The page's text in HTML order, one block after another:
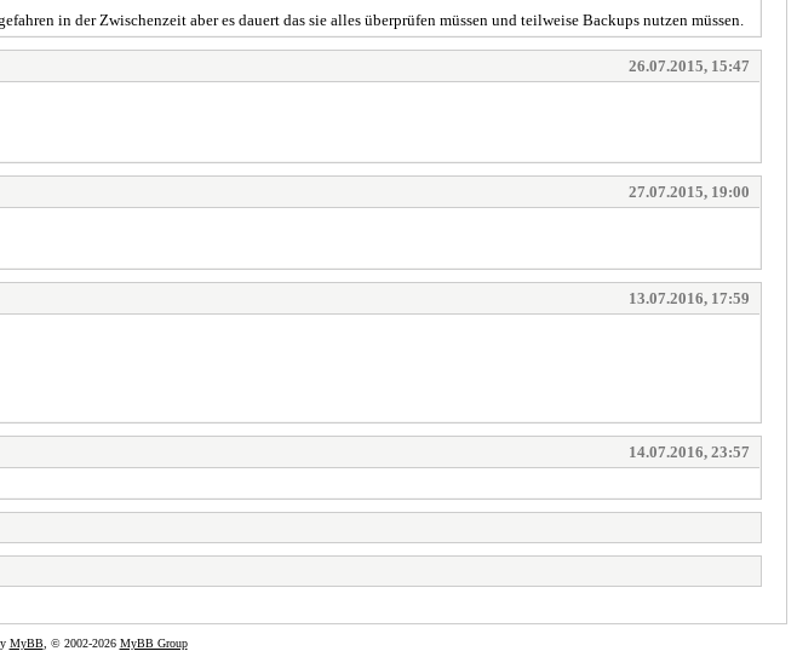
in der Zwischenzeit aber es dauert das sie alles überprüfen müssen und teilweise Backups nutzen müssen.
26.07.2015, 15:47
27.07.2015, 19:00
13.07.2016, 17:59
14.07.2016, 23:57
MyBB, © 2002-2026 MyBB Group